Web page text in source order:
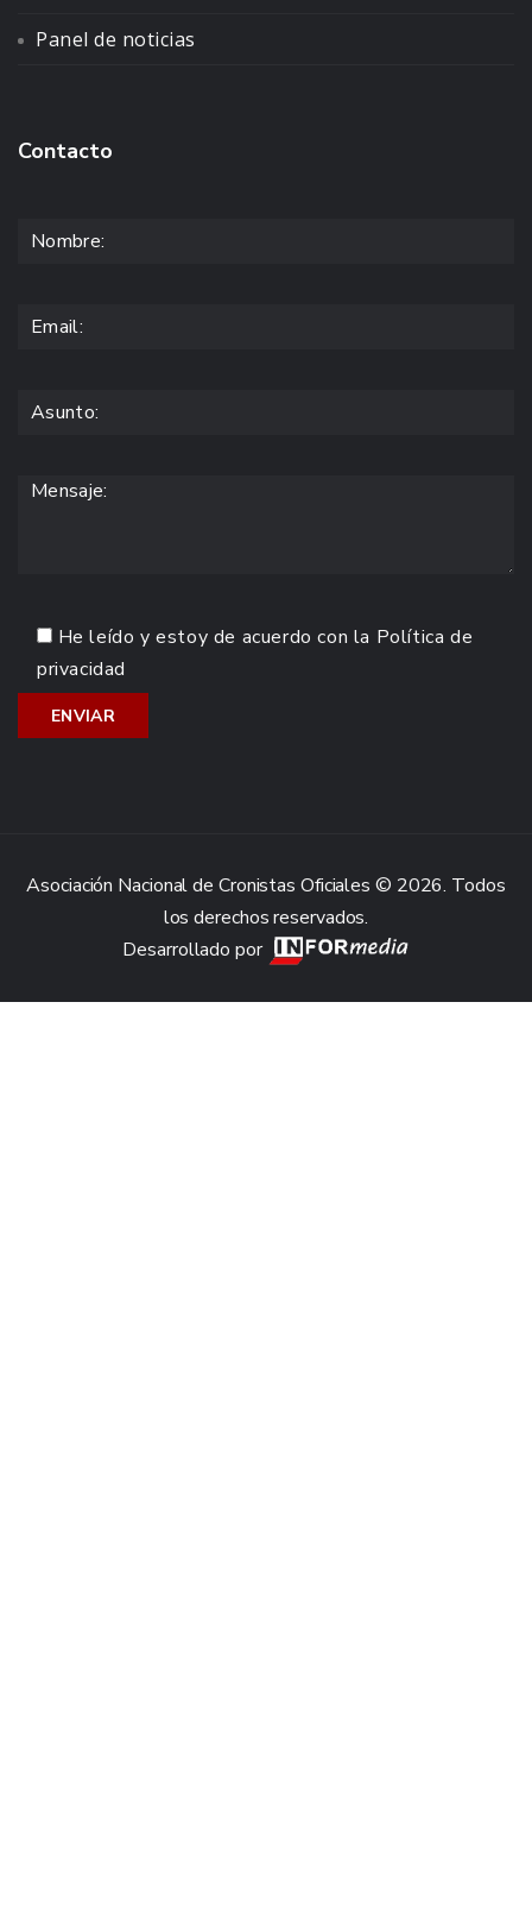
Panel de noticias
Contacto
He leído y estoy de acuerdo con la Política de
privacidad
Asociación Nacional de Cronistas Oficiales © 2026. Todos
los derechos reservados.
Desarrollado por